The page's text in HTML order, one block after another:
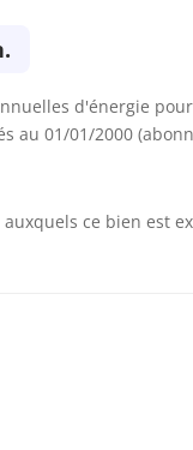
d'énergie
au 01/01/2000
ce bien est